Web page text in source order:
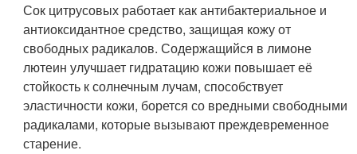
Сок цитрусовых работает как антибактериальное и
антиоксидантное средство, защищая кожу от
свободных радикалов. Содержащийся в лимоне
лютеин улучшает гидратацию кожи повышает её
стойкость к солнечным лучам, способствует
эластичности кожи, борется со вредными свободными
радикалами, которые вызывают преждевременное
старение.